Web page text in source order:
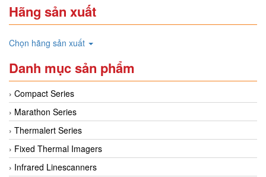
Hãng sản xuất
Chọn hãng sản xuất
Danh mục sản phẩm
Compact Series
Marathon Series
Thermalert Series
Fixed Thermal Imagers
Infrared Linescanners